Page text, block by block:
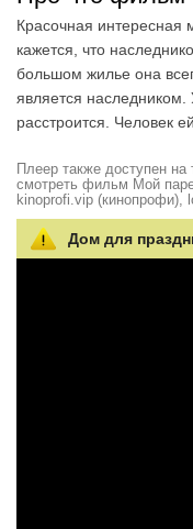
Красочная интересная
кажется, что
большом жилье она
является
расстроится. Человек
Плеер также доступен
смотреть фильм Мой
kinoprofi.vip (кинопрофи),
Дом для